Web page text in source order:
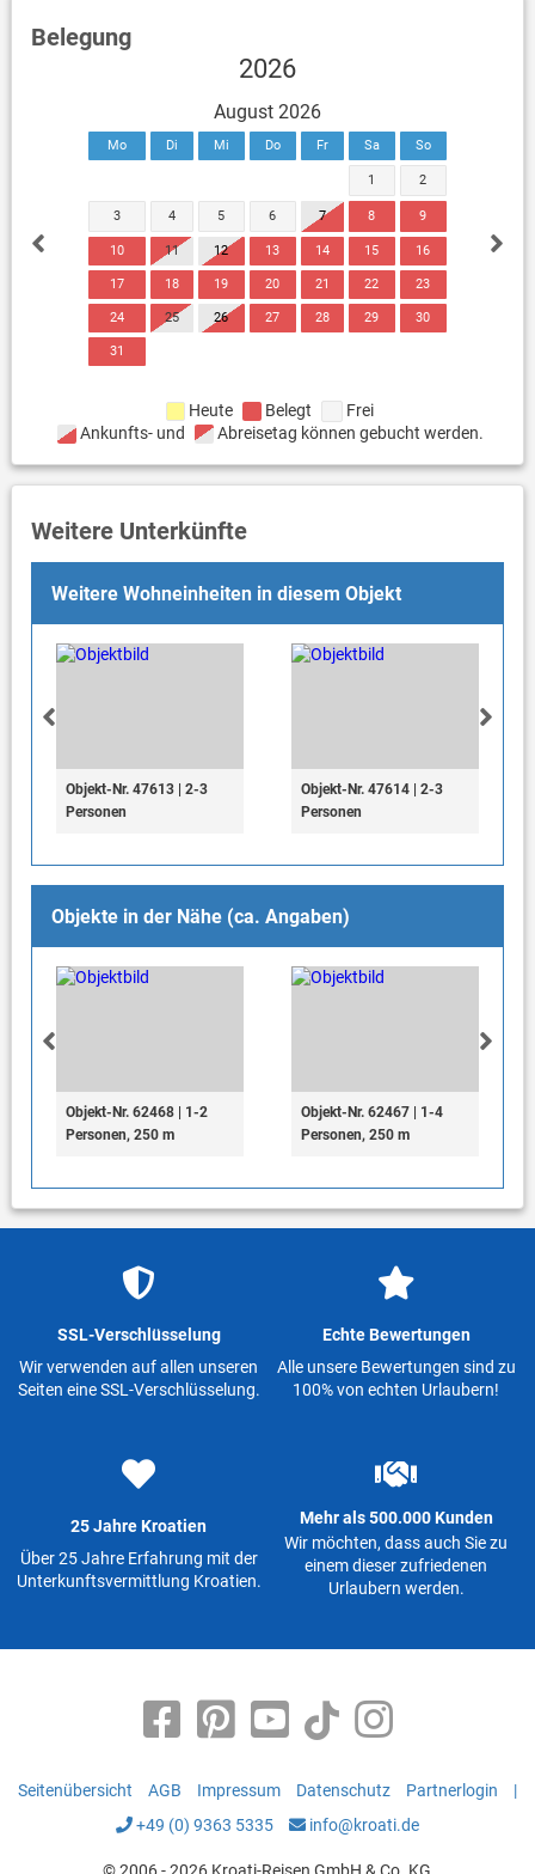
Belegung
2026
August 2026
Mo Di Mi Do Fr Sa So
1 2
3 4 5 6 7 8 9
10 11 12 13 14 15 16
17 18 19 20 21 22 23
24 25 26 27 28 29 30
31
Heute Belegt
Frei
Ankunfts- und
Abreisetag können gebucht werden.
Weitere Unterkünfte
Weitere Wohneinheiten in diesem Objekt
Objekt-Nr. 47613 | 2-3
Personen
Objekt-Nr. 47614 | 2-3
Personen
Objekte in der Nähe (ca. Angaben)
Objekt-Nr. 62468 | 1-2
Personen, 250 m
Objekt-Nr. 62467 | 1-4
Personen, 250 m
SSL-Verschlüsselung
Wir verwenden auf allen unseren
Seiten eine SSL-Verschlüsselung.
Echte Bewertungen
Alle unsere Bewertungen sind zu
100% von echten Urlaubern!
25 Jahre Kroatien
Über 25 Jahre Erfahrung mit der
Unterkunftsvermittlung Kroatien.
Mehr als 500.000 Kunden
Wir möchten, dass auch Sie zu
einem dieser zufriedenen
Urlaubern werden.
Seitenübersicht AGB Impressum Datenschutz Partnerlogin
|
+49 (0) 9363 5335
info@kroati.de
© 2006 - 2026 Kroati-Reisen GmbH & Co. KG